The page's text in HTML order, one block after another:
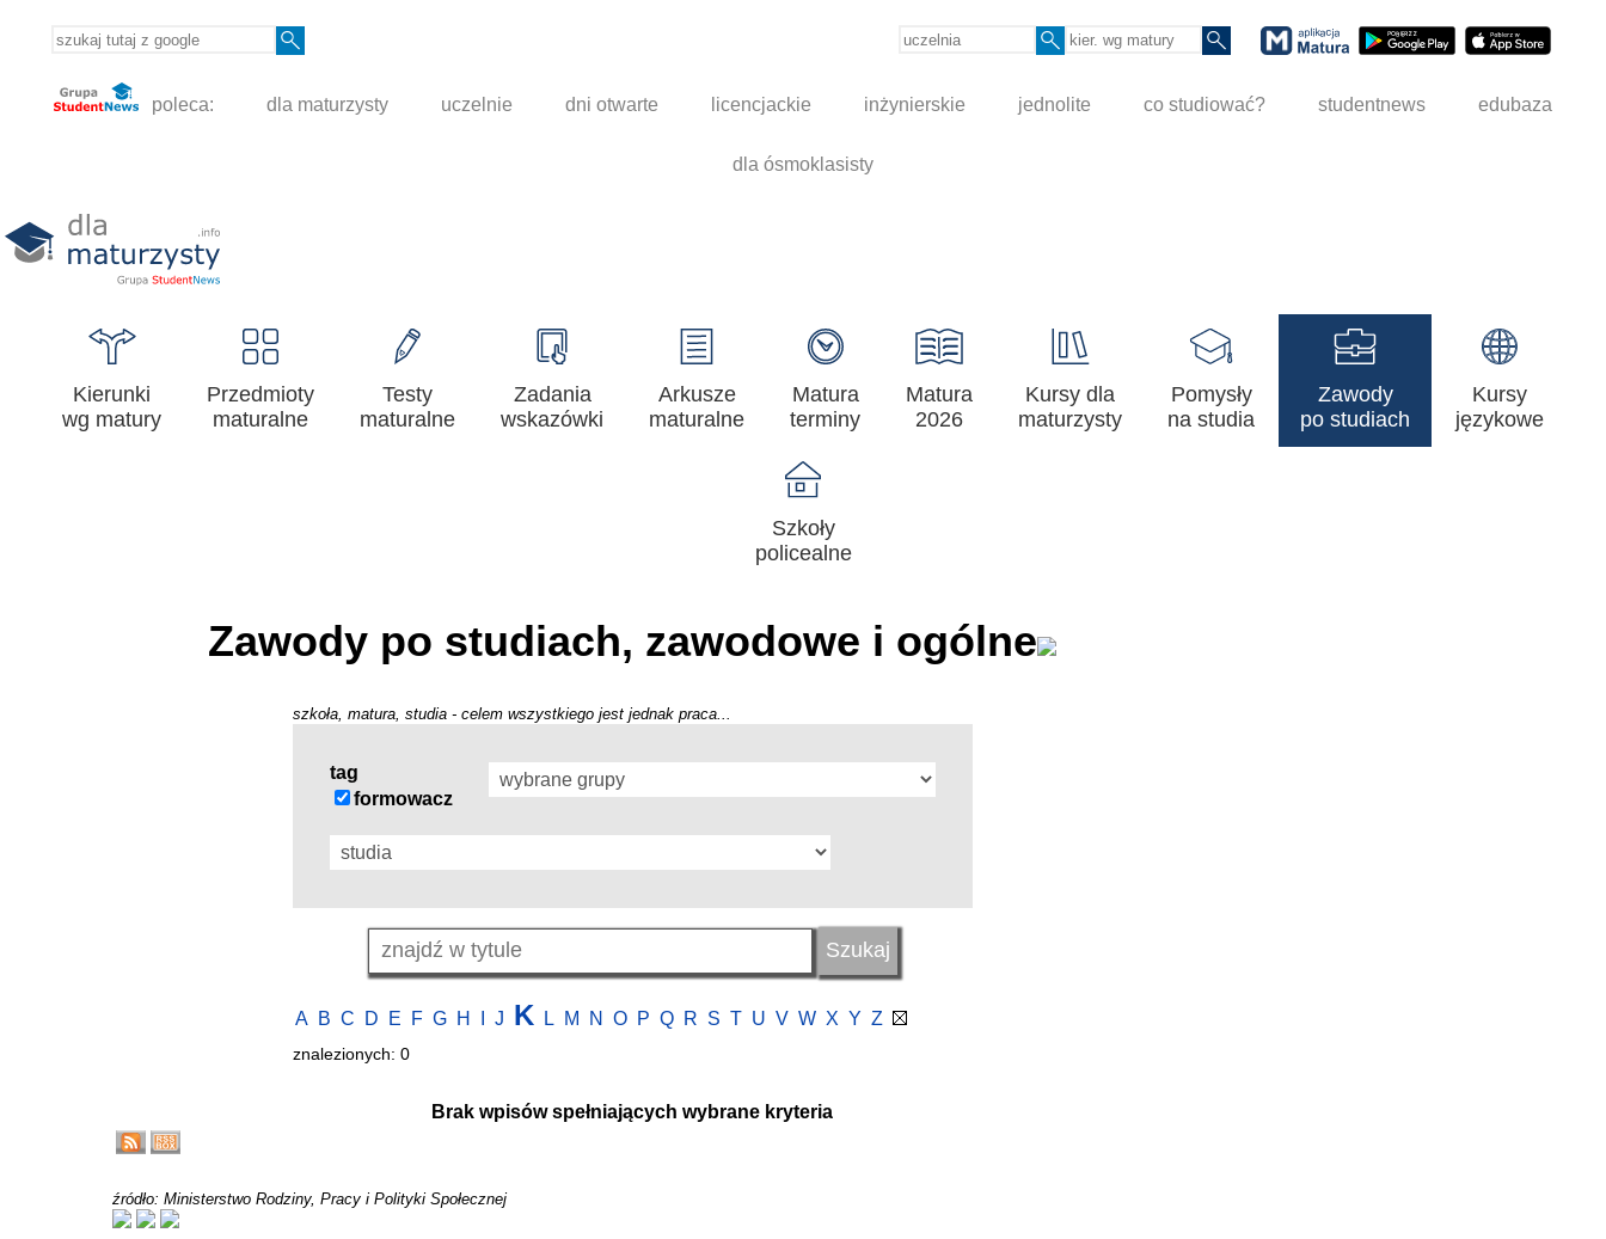
poleca: dla maturzysty uczelnie dni otwarte licencjackie inżynierskie jednolite co studiować? studentnews edubaza
dla ósmoklasisty
Kierunki
wg matury
Przedmioty
maturalne
Testy
maturalne
Zadania
wskazówki
Arkusze
maturalne
Matura
terminy
Matura
2026
Kursy dla
maturzysty
Pomysły
na studia
Zawody
po studiach
Kursy
językowe
Szkoły
policealne
Zawody po studiach, zawodowe i ogólne
szkoła, matura, studia - celem wszystkiego jest jednak praca...
tag
formowacz
A B C D E F G H J K L M N O P Q R S T U V W X Y Z
znalezionych: 0
Brak wpisów spełniających wybrane kryteria
źródło: Ministerstwo Rodziny, Pracy i Polityki Społecznej